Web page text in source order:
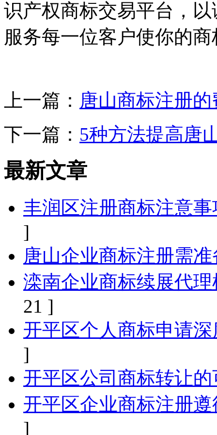
识产权商标交易平台，
服务每一位客户使你的
上一篇： 唐山商标注册
下一篇： 5种方法提高唐
最新文章
丰润区注册商标注意
]
唐山企业商标注册需
滦南企业商标续展代
21 ]
开平区个人商标申请
]
开平区公司商标转让
开平区企业商标注册
]